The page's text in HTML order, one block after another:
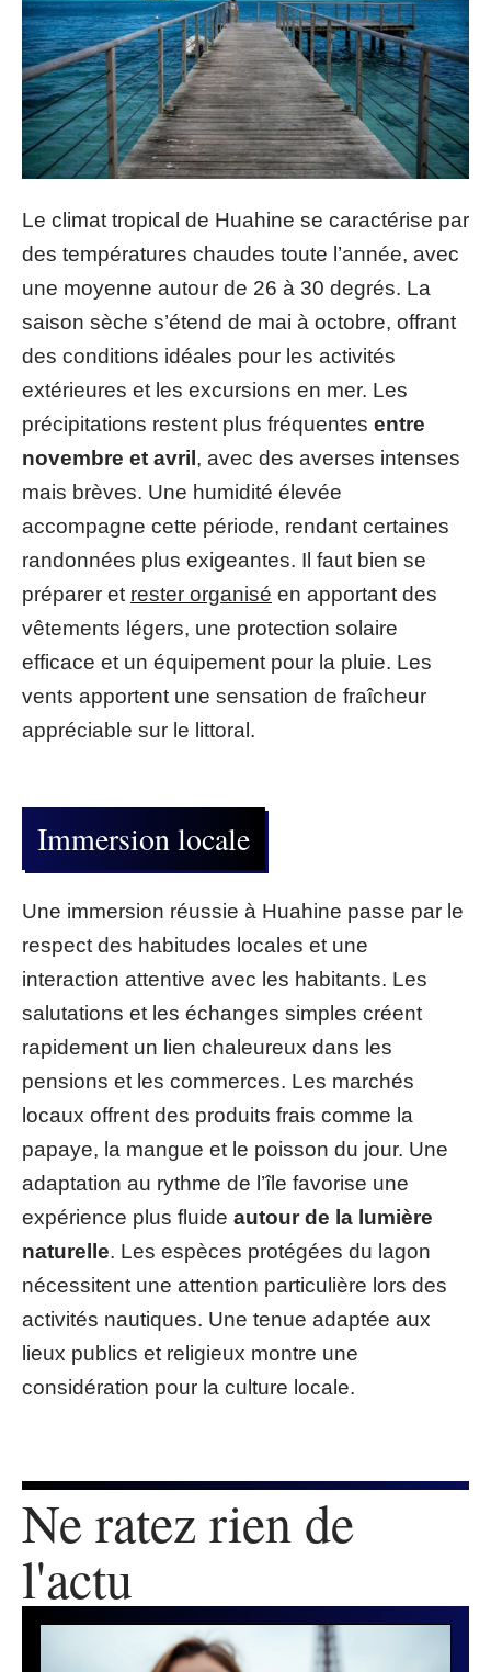
Le climat tropical de Huahine se caractérise par
des températures chaudes toute l’année, avec
une moyenne autour de 26 à 30 degrés. La
saison sèche s’étend de mai à octobre, offrant
des conditions idéales pour les activités
extérieures et les excursions en mer. Les
précipitations restent plus fréquentes entre
novembre et avril , avec des averses intenses
mais brèves. Une humidité élevée
accompagne cette période, rendant certaines
randonnées plus exigeantes. Il faut bien se
préparer et rester organisé en apportant des
vêtements légers, une protection solaire
efficace et un équipement pour la pluie. Les
vents apportent une sensation de fraîcheur
appréciable sur le littoral.
Immersion locale
Une immersion réussie à Huahine passe par le
respect des habitudes locales et une
interaction attentive avec les habitants. Les
salutations et les échanges simples créent
rapidement un lien chaleureux dans les
pensions et les commerces. Les marchés
locaux offrent des produits frais comme la
papaye, la mangue et le poisson du jour. Une
adaptation au rythme de l’île favorise une
expérience plus fluide autour de la lumière
naturelle. Les espèces protégées du lagon
nécessitent une attention particulière lors des
activités nautiques. Une tenue adaptée aux
lieux publics et religieux montre une
considération pour la culture locale.
Ne ratez rien de
l'actu